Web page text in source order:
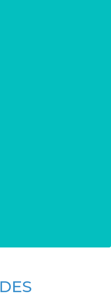
DES